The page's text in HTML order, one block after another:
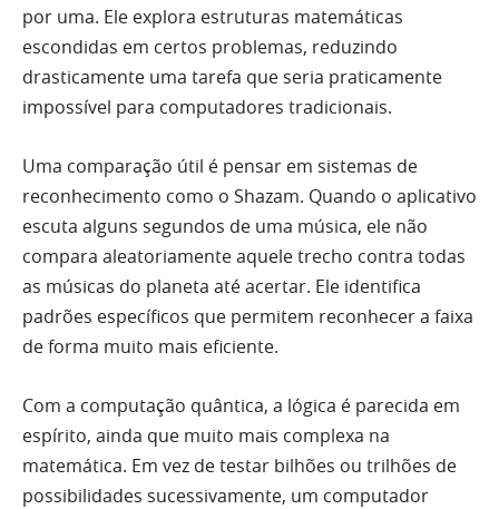
por uma. Ele explora estruturas matemáticas
escondidas em certos problemas, reduzindo
drasticamente uma tarefa que seria praticamente
impossível para computadores tradicionais.
Uma comparação útil é pensar em sistemas de
reconhecimento como o Shazam. Quando o aplicativo
escuta alguns segundos de uma música, ele não
compara aleatoriamente aquele trecho contra todas
as músicas do planeta até acertar. Ele identifica
padrões específicos que permitem reconhecer a faixa
de forma muito mais eficiente.
Com a computação quântica, a lógica é parecida em
espírito, ainda que muito mais complexa na
matemática. Em vez de testar bilhões ou trilhões de
possibilidades sucessivamente, um computador